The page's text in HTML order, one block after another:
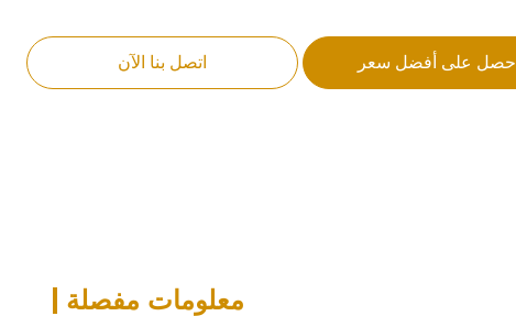
احصل على أفضل سعر اتصل بنا الآن
معلومات مفصلة